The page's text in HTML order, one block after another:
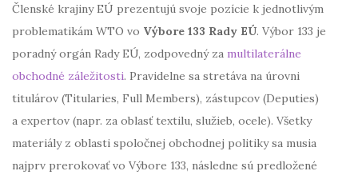
Členské krajiny EÚ prezentujú svoje pozície k jednotlivým
problematikám WTO vo Výbore 133 Rady EÚ. Výbor 133 je
poradný orgán Rady EÚ, zodpovedný za multilaterálne
obchodné záležitosti. Pravidelne sa stretáva na úrovni
titulárov (Titularies, Full Members), zástupcov (Deputies)
a expertov (napr. za oblasť textilu, služieb, ocele). Všetky
materiály z oblasti spoločnej obchodnej politiky sa musia
najprv prerokovať vo Výbore 133, následne sú predložené